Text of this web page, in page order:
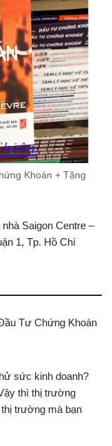
Khoán + Tặng
Saigon Centre –
1, Tp. Hồ Chí
Tư Chứng Khoán
sức kinh doanh?
thì thị trường
trường mà bạn